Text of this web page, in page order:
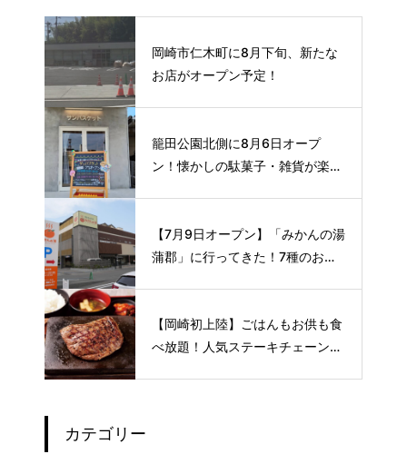
岡崎市仁木町に8月下旬、新たな
お店がオープン予定！
籠田公園北側に8月6日オープ
ン！懐かしの駄菓子・雑貨が楽し
【7月9日オープン】「みかんの湯
蒲郡」に行ってきた！7種のお風
【岡崎初上陸】ごはんもお供も食
べ放題！人気ステーキチェーン
カテゴリー